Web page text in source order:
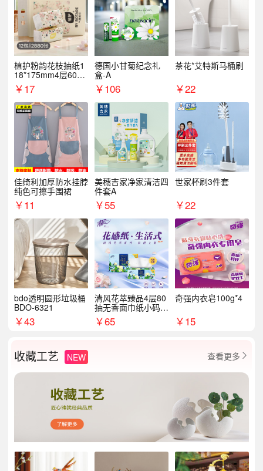
植护粉韵花枝抽纸1
18*175mm4层60抽*
12包/提
￥17
德国小甘菊纪念礼
盒-A
￥106
茶花*艾特斯马桶刷
￥22
佳绮利加厚防水挂脖
纯色可擦手围裙
￥11
美穗吉家净家清洁四
件套A
￥55
世家杯刷3件套
￥22
bdo透明圆形垃圾桶
BDO-6321
￥43
清风花萃臻品4层80
抽无香面巾纸小码1
8包
￥65
奇强内衣皂100g*4
￥15
收藏工艺 NEW 查看更多 